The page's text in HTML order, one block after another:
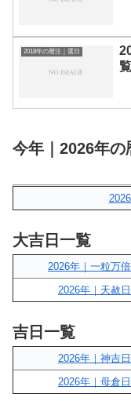
2018年の暦注｜選日
覧
今年｜2026年の
大吉日一覧
2026年｜一粒万倍
2026年｜天赦日
吉日一覧
2026年｜神吉日
2026年｜母倉日